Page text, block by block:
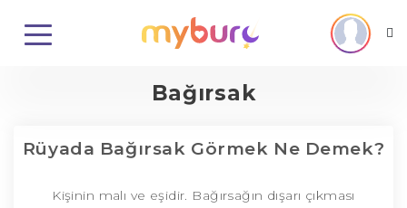
Bağırsak
Rüyada Bağırsak Görmek Ne Demek?
Kişinin malı ve eşidir. Bağırsağın dışarı çıkması